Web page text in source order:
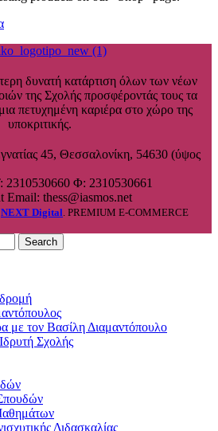
δυνατή κατάρτιση όλων των νέων
της Σχολής προσφέροντάς τους τα
πετυχημένη καριέρα στο χώρο της
υποκριτικής.
45, Θεσσαλονίκη, 54630 (ύψος
2310530660 Φ: 2310530661
Email: thess@iasmos.net
NEXT Digital. PREMIUM E-COMMERCE
Search
με τον Βασίλη Διαμαντόπουλο
Σχολής
Διδασκαλίας